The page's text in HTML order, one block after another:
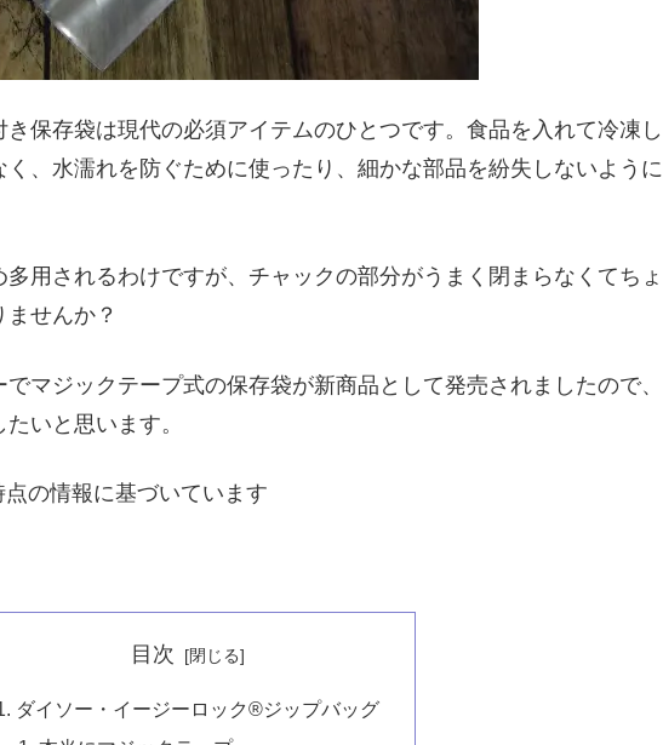
保存袋は現代の必須アイテムのひとつです。食品を入れて冷凍し
、水濡れを防ぐために使ったり、細かな部品を紛失しないように
用されるわけですが、チャックの部分がうまく閉まらなくてちょ
せんか？
マジックテープ式の保存袋が新商品として発売されましたので、
いと思います。
の情報に基づいています
目次
ダイソー・イージーロック®ジップバッグ